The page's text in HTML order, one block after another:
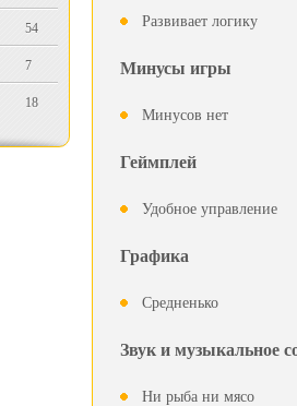
54
7
18
Развивает логику
Минусы игры
Минусов нет
Геймплей
Удобное управление
Графика
Средненько
Звук и музыкальное
Ни рыба ни мясо